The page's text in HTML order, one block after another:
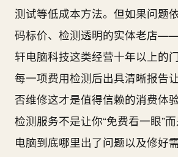
测试等低成本方法。但如果问题
码标价、检测透明的实体老店
轩电脑科技这类经营十年以上的
每一项费用检测后出具清晰报告
否维修这才是值得信赖的消费体
检测服务不是让你“免费看一眼”
电脑到底哪里出了问题以及修好